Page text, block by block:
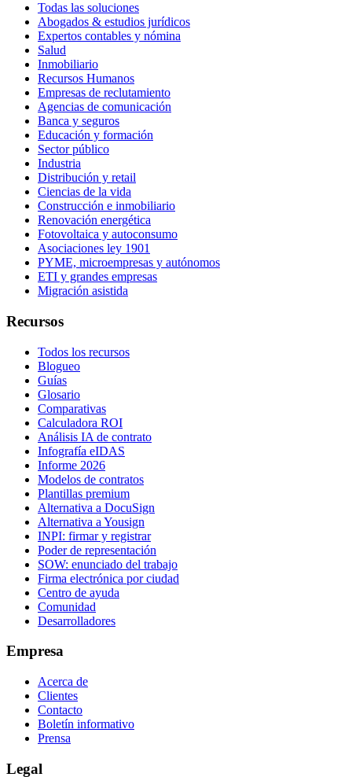
Todas las soluciones
Abogados & estudios jurídicos
Expertos contables y nómina
Salud
Inmobiliario
Recursos Humanos
Empresas de reclutamiento
Agencias de comunicación
Banca y seguros
Educación y formación
Sector público
Industria
Distribución y retail
Ciencias de la vida
Construcción e inmobiliario
Renovación energética
Fotovoltaica y autoconsumo
Asociaciones ley 1901
PYME, microempresas y autónomos
ETI y grandes empresas
Migración asistida
Recursos
Todos los recursos
Blogueo
Guías
Glosario
Comparativas
Calculadora ROI
Análisis IA de contrato
Infografía eIDAS
Informe 2026
Modelos de contratos
Plantillas premium
Alternativa a DocuSign
Alternativa a Yousign
INPI: firmar y registrar
Poder de representación
SOW: enunciado del trabajo
Firma electrónica por ciudad
Centro de ayuda
Comunidad
Desarrolladores
Empresa
Acerca de
Clientes
Contacto
Boletín informativo
Prensa
Legal